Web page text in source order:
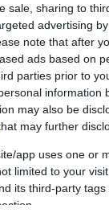
sale, sharing to
advertising
note that after
ads based on
parties prior to
information
may also be
may further
app uses one or
limited to your
its third-party